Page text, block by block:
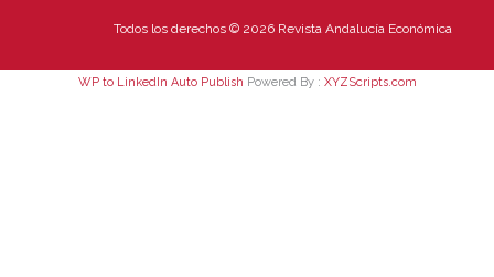
Todos los derechos © 2026 Revista Andalucía Económica
WP to LinkedIn Auto Publish Powered By : XYZScripts.com